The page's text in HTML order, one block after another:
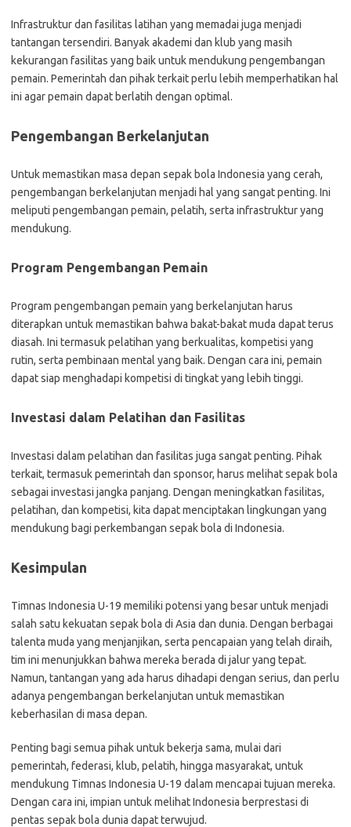
Infrastruktur dan fasilitas latihan yang memadai juga menjadi
tantangan tersendiri. Banyak akademi dan klub yang masih
kekurangan fasilitas yang baik untuk mendukung pengembangan
pemain. Pemerintah dan pihak terkait perlu lebih memperhatikan hal
ini agar pemain dapat berlatih dengan optimal.
Pengembangan Berkelanjutan
Untuk memastikan masa depan sepak bola Indonesia yang cerah,
pengembangan berkelanjutan menjadi hal yang sangat penting. Ini
meliputi pengembangan pemain, pelatih, serta infrastruktur yang
mendukung.
Program Pengembangan Pemain
Program pengembangan pemain yang berkelanjutan harus
diterapkan untuk memastikan bahwa bakat-bakat muda dapat terus
diasah. Ini termasuk pelatihan yang berkualitas, kompetisi yang
rutin, serta pembinaan mental yang baik. Dengan cara ini, pemain
dapat siap menghadapi kompetisi di tingkat yang lebih tinggi.
Investasi dalam Pelatihan dan Fasilitas
Investasi dalam pelatihan dan fasilitas juga sangat penting. Pihak
terkait, termasuk pemerintah dan sponsor, harus melihat sepak bola
sebagai investasi jangka panjang. Dengan meningkatkan fasilitas,
pelatihan, dan kompetisi, kita dapat menciptakan lingkungan yang
mendukung bagi perkembangan sepak bola di Indonesia.
Kesimpulan
Timnas Indonesia U-19 memiliki potensi yang besar untuk menjadi
salah satu kekuatan sepak bola di Asia dan dunia. Dengan berbagai
talenta muda yang menjanjikan, serta pencapaian yang telah diraih,
tim ini menunjukkan bahwa mereka berada di jalur yang tepat.
Namun, tantangan yang ada harus dihadapi dengan serius, dan perlu
adanya pengembangan berkelanjutan untuk memastikan
keberhasilan di masa depan.
Penting bagi semua pihak untuk bekerja sama, mulai dari
pemerintah, federasi, klub, pelatih, hingga masyarakat, untuk
mendukung Timnas Indonesia U-19 dalam mencapai tujuan mereka.
Dengan cara ini, impian untuk melihat Indonesia berprestasi di
pentas sepak bola dunia dapat terwujud.